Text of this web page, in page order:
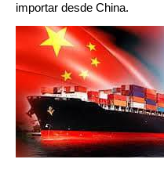
importar desde China.